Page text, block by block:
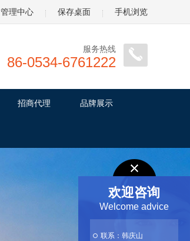
管理中心 保存桌面 手机浏览
服务热线
86-0534-6761222
招商代理 品牌展示
欢迎咨询
Welcome advice
联系：韩庆山